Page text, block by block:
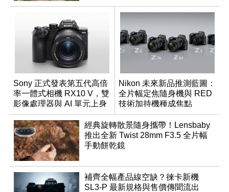
Sony 正式發表第五代高倍
率一體式相機 RX10 V，雙
影像處理器與 AI 單元上身
Nikon 未來新品推測藍圖：
全片幅定焦隨身機與 RED
技術加持機種成焦點
經典旋轉散景隨身攜帶！Lensbaby
推出全新 Twist 28mm F3.5 全片幅
手動餅乾鏡
補齊全幅產品線空缺？徠卡新機
SL3-P 最新規格與售價傳聞流出